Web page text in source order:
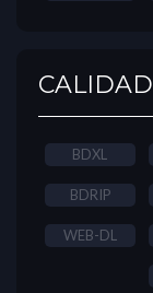
CALIDAD
BDXL
BDRIP
WEB-DL